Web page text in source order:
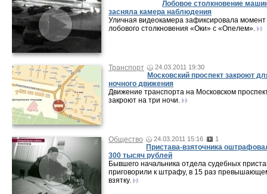
Лобовое столкновение
засняла камера наблюдения
Уличная видеокамера зафиксировала момент
лобового столкновения «Оки» с «Опелем».
Транспорт 24.03.2011 19:30
Московский проспект закроют
ночного движения
Движение транспорта на Московском
закроют на три ночи.
Общество 24.03.2011 15:16 1
Пристава-взяточника
300 тысяч рублей
Бывшего начальника отдела судебных
приговорили к штрафу, в 15 раз
взятку.